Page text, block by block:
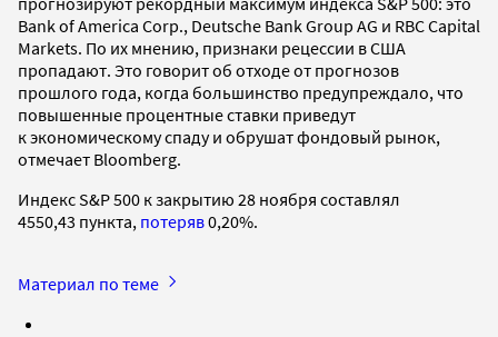
Bank of America Corp., Deutsche Bank Group AG и RBC Capital
Markets. По их мнению, признаки рецессии в США
пропадают. Это говорит об отходе от прогнозов
прошлого года, когда большинство предупреждало, что
повышенные процентные ставки приведут
к экономическому спаду и обрушат фондовый рынок,
отмечает Bloomberg.
Индекс S&P 500 к закрытию 28 ноября составлял
4550,43 пункта, потеряв0,20%.
Материал по теме